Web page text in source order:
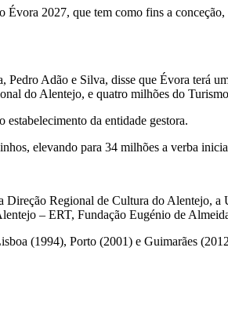
2027, que tem como fins a
Adão e Silva, disse que Évora terá
do Alentejo, e quatro milhões do
da entidade gestora.
elevando para 34 milhões a verba
Regional de Cultura do Alentejo,
– ERT, Fundação Eugénio de
(1994), Porto (2001) e Guimarães